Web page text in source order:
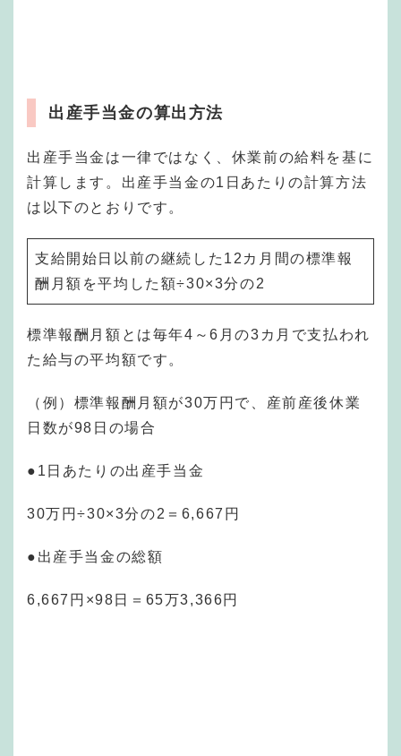
出産手当金の算出方法
出産手当金は一律ではなく、休業前の給料を基に
計算します。出産手当金の1日あたりの計算方法
は以下のとおりです。
支給開始日以前の継続した12カ月間の標準報
酬月額を平均した額÷30×3分の2
標準報酬月額とは毎年4～6月の3カ月で支払われ
た給与の平均額です。
（例）標準報酬月額が30万円で、産前産後休業
日数が98日の場合
●1日あたりの出産手当金
30万円÷30×3分の2＝6,667円
●出産手当金の総額
6,667円×98日＝65万3,366円